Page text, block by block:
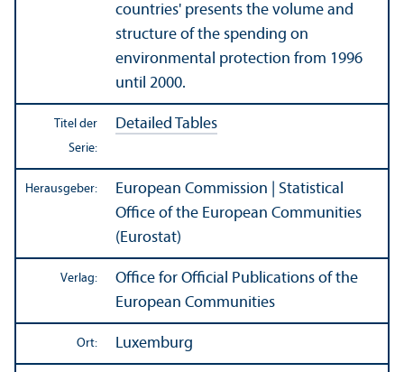
countries' presents the volume and
structure of the spending on
environmental protection from 1996
until 2000.
Titel der
Serie:
Detailed Tables
Herausgeber:
European Commission | Statistical
Office of the European Communities
(Eurostat)
Verlag:
Office for Official Publications of the
European Communities
Ort: Luxemburg